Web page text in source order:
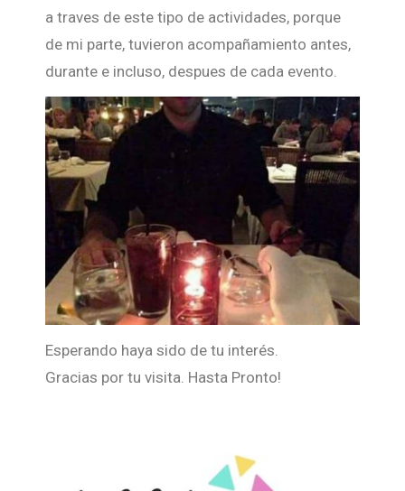
a traves de este tipo de actividades, porque
de mi parte, tuvieron acompañamiento antes,
durante e incluso, despues de cada evento.
Esperando haya sido de tu interés.
Gracias por tu visita. Hasta Pronto!